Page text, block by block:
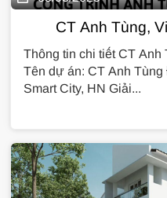
CT Anh Tùng,
Thông tin chi tiết CT Anh
Tên dự án: CT Anh
Smart City, HN Giải...